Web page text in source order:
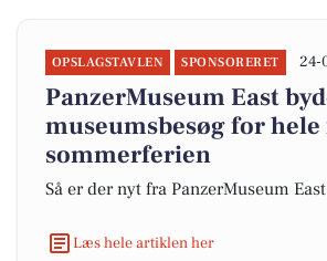
OPSLAGSTAVLEN SPONSORERET 24-
PanzerMuseum East
museumsbesøg for
sommerferien
Så er der nyt fra PanzerMuseum East
Læs hele artiklen her